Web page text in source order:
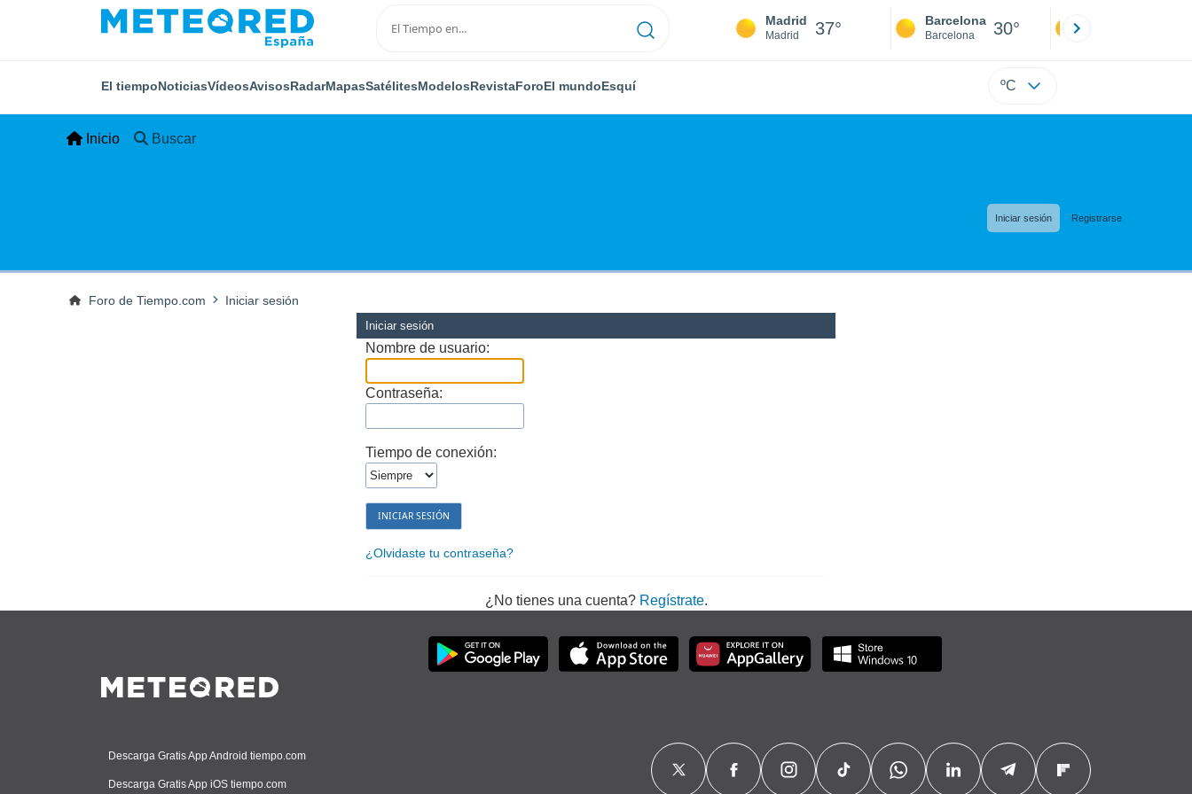
Madrid
Madrid 37° Barcelona
Barcelona 30°
El tiempoNoticiasVídeosAvisosRadarMapasSatélitesModelosRevistaForoEl mundoEsquí ºC
Inicio Buscar
Iniciar sesión Registrarse
Foro de Tiempo.com Iniciar sesión
Iniciar sesión
Nombre de usuario:
Contraseña:
Tiempo de conexión:
¿Olvidaste tu contraseña?
¿No tienes una cuenta? Regístrate.
Descarga Gratis App Android tiempo.com
Descarga Gratis App iOS tiempo.com